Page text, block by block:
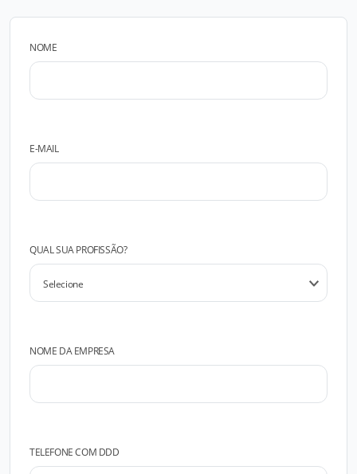
NOME
E-MAIL
QUAL SUA PROFISSÃO?
NOME DA EMPRESA
TELEFONE COM DDD